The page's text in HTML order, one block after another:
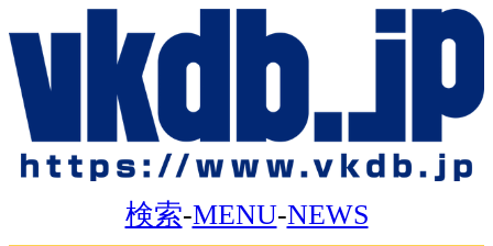
検索-MENU-NEWS